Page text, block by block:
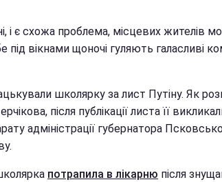
і є схожа проблема, місцевих жителів
під вікнами щоночі гуляють галасливі
школярку за лист Путіну. Як
після публікації листа її
адміністрації губернатора
потрапила в лікарню після